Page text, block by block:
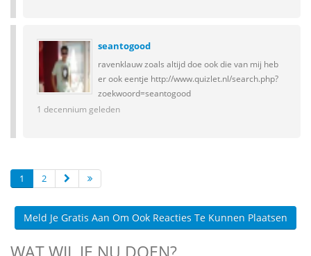
seantogood
ravenklauw zoals altijd doe ook die van mij heb
er ook eentje http://www.quizlet.nl/search.php?
zoekwoord=seantogood
1 decennium geleden
1 2
Meld Je Gratis Aan Om Ook Reacties Te Kunnen Plaatsen